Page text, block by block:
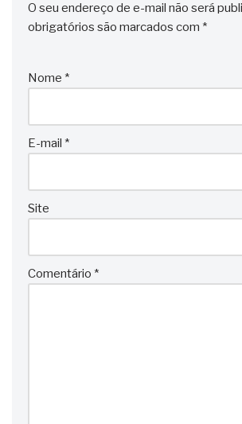
O seu endereço de e-mail não será
obrigatórios são marcados com *
Nome *
E-mail *
Site
Comentário *